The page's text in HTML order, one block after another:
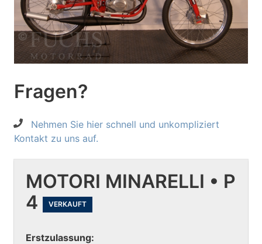
Fragen?
Nehmen Sie hier schnell und unkompliziert
Kontakt zu uns auf.
MOTORI MINARELLI • P
4
VERKAUFT
Erstzulassung: